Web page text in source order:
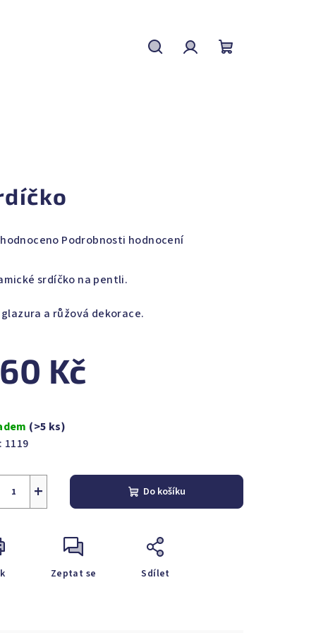
Podrobnosti hodnocení
srdíčko na pentli.
a růžová dekorace.
Kč
(>5 ks)
1119
+ Do košíku
Zeptat se Sdílet